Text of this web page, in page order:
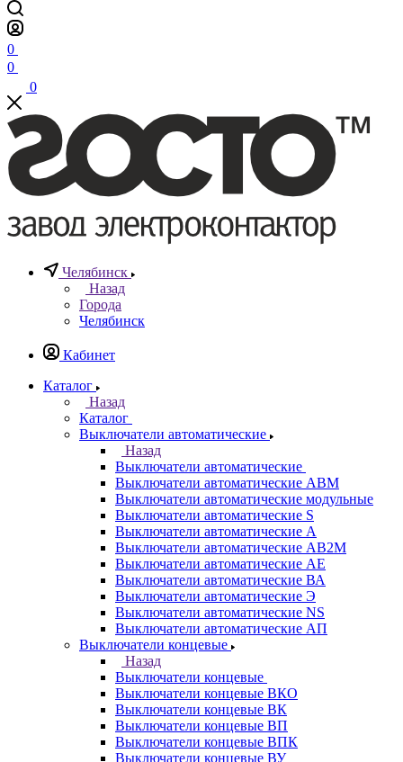
0
0
0
Челябинск
Назад
Города
Челябинск
Кабинет
Каталог
Назад
Каталог
Выключатели автоматические
Назад
Выключатели автоматические
Выключатели автоматические АВМ
Выключатели автоматические модульные
Выключатели автоматические S
Выключатели автоматические А
Выключатели автоматические АВ2М
Выключатели автоматические АЕ
Выключатели автоматические ВА
Выключатели автоматические Э
Выключатели автоматические NS
Выключатели автоматические АП
Выключатели концевые
Назад
Выключатели концевые
Выключатели концевые ВКО
Выключатели концевые ВК
Выключатели концевые ВП
Выключатели концевые ВПК
Выключатели концевые ВУ